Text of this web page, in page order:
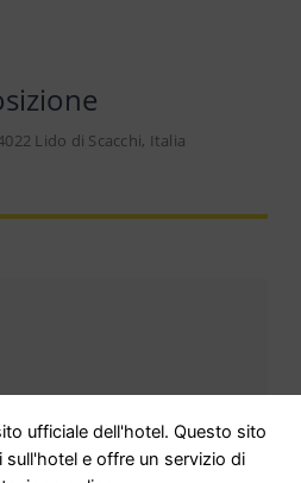
Lido di Scacchi, Italia
ufficiale dell'hotel. Questo sito
e offre un servizio di